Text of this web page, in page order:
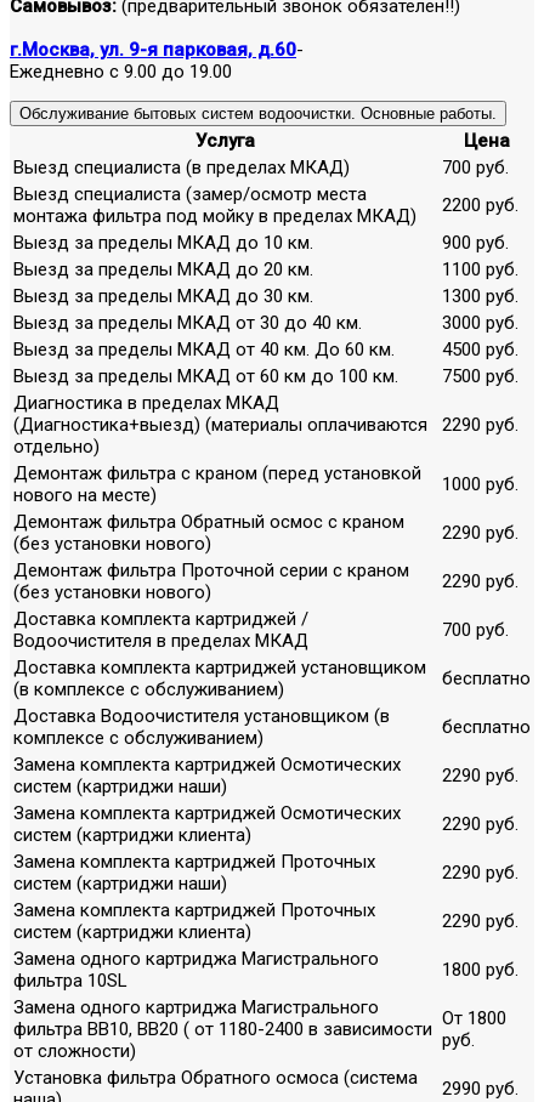
Самовывоз: (предварительный звонок обязателен!!)
г.Москва, ул. 9-я парковая, д.60-
Ежедневно с 9.00 до 19.00
Обслуживание бытовых систем водоочистки. Основные работы.
Услуга
Цена
Выезд специалиста (в пределах МКАД)
700 руб.
Выезд специалиста (замер/осмотр места
монтажа фильтра под мойку в пределах МКАД)
2200 руб.
Выезд за пределы МКАД до 10 км.
900 руб.
Выезд за пределы МКАД до 20 км.
1100 руб.
Выезд за пределы МКАД до 30 км.
1300 руб.
Выезд за пределы МКАД от 30 до 40 км.
3000 руб.
Выезд за пределы МКАД от 40 км. До 60 км.
4500 руб.
Выезд за пределы МКАД от 60 км до 100 км.
7500 руб.
Диагностика в пределах МКАД
(Диагностика+выезд) (материалы оплачиваются
отдельно)
2290 руб.
Демонтаж фильтра с краном (перед установкой
нового на месте)
1000 руб.
Демонтаж фильтра Обратный осмос с краном
(без установки нового)
2290 руб.
Демонтаж фильтра Проточной серии с краном
(без установки нового)
2290 руб.
Доставка комплекта картриджей /
Водоочистителя в пределах МКАД
700 руб.
Доставка комплекта картриджей установщиком
(в комплексе с обслуживанием)
бесплатно
Доставка Водоочистителя установщиком (в
комплексе с обслуживанием)
бесплатно
Замена комплекта картриджей Осмотических
систем (картриджи наши)
2290 руб.
Замена комплекта картриджей Осмотических
систем (картриджи клиента)
2290 руб.
Замена комплекта картриджей Проточных
систем (картриджи наши)
2290 руб.
Замена комплекта картриджей Проточных
систем (картриджи клиента)
2290 руб.
Замена одного картриджа Магистрального
фильтра 10SL
1800 руб.
Замена одного картриджа Магистрального
фильтра ВВ10, ВВ20 ( от 1180-2400 в зависимости
от сложности)
От 1800
руб.
Установка фильтра Обратного осмоса (система
2990 руб.